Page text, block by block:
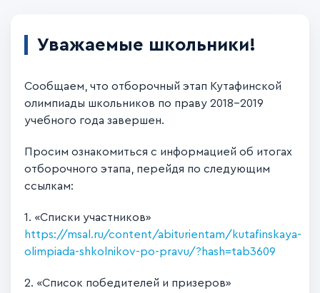
Уважаемые школьники!
Сообщаем, что отборочный этап Кутафинской
олимпиады школьников по праву 2018-2019
учебного года завершен.
Просим ознакомиться с информацией об итогах
отборочного этапа, перейдя по следующим
ссылкам:
1. «Списки участников»
https://msal.ru/content/abiturientam/kutafinskaya-
olimpiada-shkolnikov-po-pravu/?hash=tab3609
2. «Список победителей и призеров»